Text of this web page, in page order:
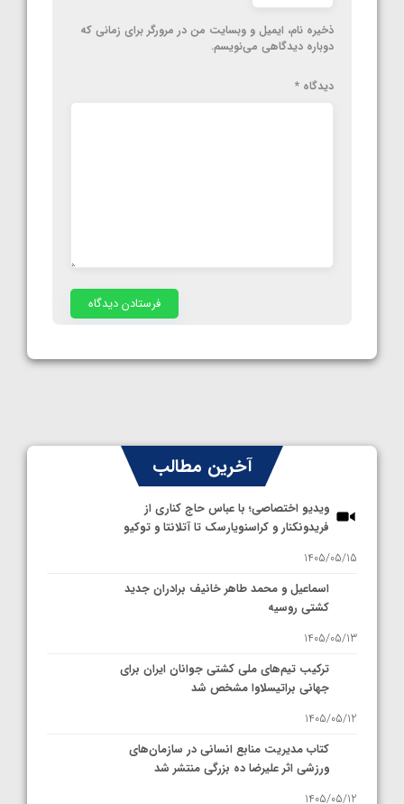
ذخیره نام، ایمیل و وبسایت من در مرورگر برای زمانی که
دوباره دیدگاهی می‌نویسم.
دیدگاه *
آخرین مطالب
ویدیو اختصاصی؛ با عباس حاج کناری از
فریدونکنار و کراسنویارسک تا آتلانتا و توکیو
1405/05/15
اسماعیل و محمد طاهر خانیف برادران جدید
کشتی روسیه
1405/05/13
ترکیب تیم‌های ملی کشتی جوانان ایران برای
جهانی براتیسلاوا مشخص شد
1405/05/12
کتاب مدیریت منابع انسانی در سازمان‌های
ورزشی اثر علیرضا ده بزرگی منتشر شد
1405/05/12